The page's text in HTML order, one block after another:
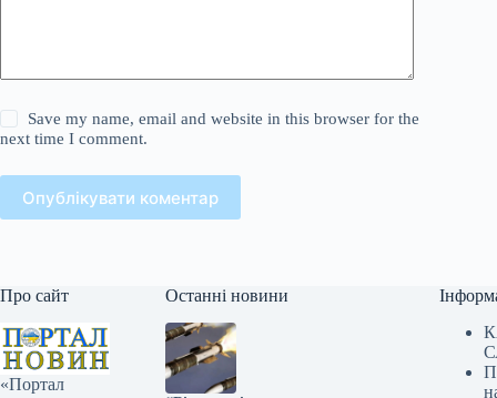
Save my name, email and website in this browser for the
next time I comment.
Опублікувати коментар
Про сайт
«Портал
Останні новини